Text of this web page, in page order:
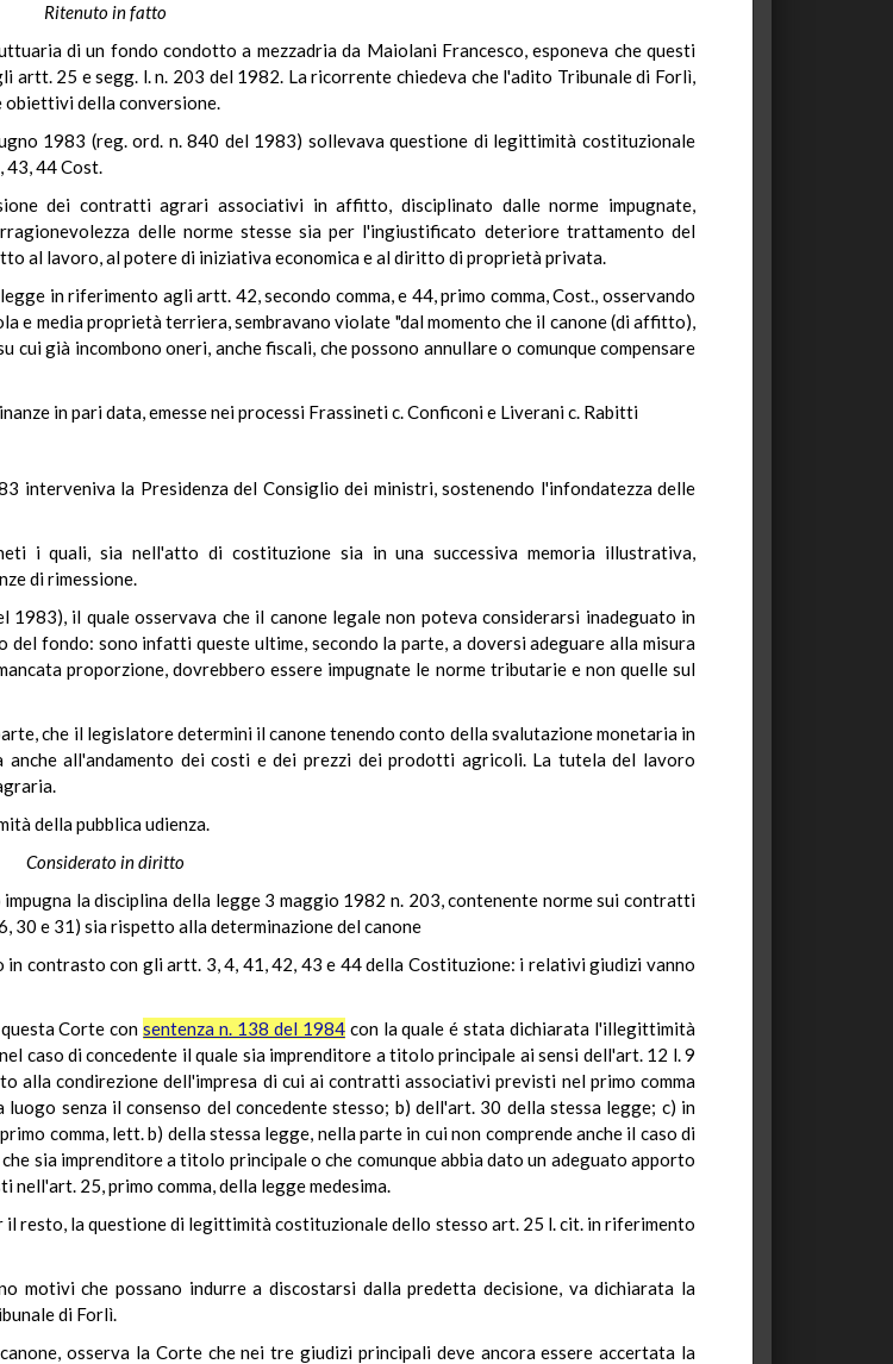
Ritenuto in fatto
di un fondo condotto a mezzadria da Maiolani Francesco, esponeva che questi
25 e segg. l. n. 203 del 1982. La ricorrente chiedeva che l'adito Tribunale di Forlì,
obiettivi della conversione.
1983 (reg. ord. n. 840 del 1983) sollevava questione di legittimità costituzionale
43, 44 Cost.
dei contratti agrari associativi in affitto, disciplinato dalle norme impugnate,
delle norme stesse sia per l'ingiustificato deteriore trattamento del
al lavoro, al potere di iniziativa economica e al diritto di proprietà privata.
in riferimento agli artt. 42, secondo comma, e 44, primo comma, Cost., osservando
e media proprietà terriera, sembravano violate "dal momento che il canone (di affitto),
già incombono oneri, anche fiscali, che possono annullare o comunque compensare
in pari data, emesse nei processi Frassineti c. Conficoni e Liverani c. Rabitti
interveniva la Presidenza del Consiglio dei ministri, sostenendo l'infondatezza delle
i quali, sia nell'atto di costituzione sia in una successiva memoria illustrativa,
di rimessione.
1983), il quale osservava che il canone legale non poteva considerarsi inadeguato in
fondo: sono infatti queste ultime, secondo la parte, a doversi adeguare alla misura
proporzione, dovrebbero essere impugnate le norme tributarie e non quelle sul
che il legislatore determini il canone tenendo conto della svalutazione monetaria in
all'andamento dei costi e dei prezzi dei prodotti agricoli. La tutela del lavoro
della pubblica udienza.
Considerato in diritto
la disciplina della legge 3 maggio 1982 n. 203, contenente norme sui contratti
e 31) sia rispetto alla determinazione del canone
contrasto con gli artt. 3, 4, 41, 42, 43 e 44 della Costituzione: i relativi giudizi vanno
Corte consentenza n. 138 del 1984con la quale é stata dichiarata l'illegittimità
caso di concedente il quale sia imprenditore a titolo principale ai sensi dell'art. 12 l. 9
alla condirezione dell'impresa di cui ai contratti associativi previsti nel primo comma
senza il consenso del concedente stesso; b) dell'art. 30 della stessa legge; c) in
comma, lett. b) della stessa legge, nella parte in cui non comprende anche il caso di
sia imprenditore a titolo principale o che comunque abbia dato un adeguato apporto
25, primo comma, della legge medesima.
il resto, la questione di legittimità costituzionale dello stesso art. 25 l. cit. in riferimento
motivi che possano indurre a discostarsi dalla predetta decisione, va dichiarata la
di Forlì.
osserva la Corte che nei tre giudizi principali deve ancora essere accertata la